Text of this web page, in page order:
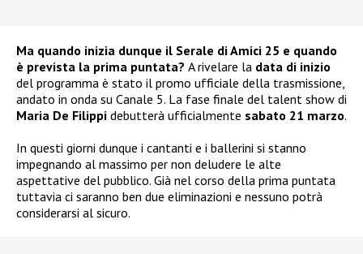
Ma quando inizia dunque il Serale di Amici 25 e quando
è prevista la prima puntata? A rivelare la data di inizio
del programma è stato il promo ufficiale della trasmissione,
andato in onda su Canale 5. La fase finale del talent show di
Maria De Filippi debutterà ufficialmente sabato 21 marzo.
In questi giorni dunque i cantanti e i ballerini si stanno
impegnando al massimo per non deludere le alte
aspettative del pubblico. Già nel corso della prima puntata
tuttavia ci saranno ben due eliminazioni e nessuno potrà
considerarsi al sicuro.